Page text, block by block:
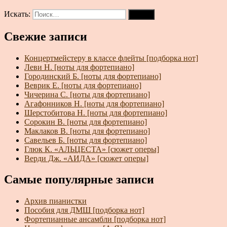
Искать:
Свежие записи
Концертмейстеру в классе флейты [подборка нот]
Леви Н. [ноты для фортепиано]
Городинский Б. [ноты для фортепиано]
Веврик Е. [ноты для фортепиано]
Чичерина С. [ноты для фортепиано]
Агафонников Н. [ноты для фортепиано]
Шерстобитова Н. [ноты для фортепиано]
Сорокин В. [ноты для фортепиано]
Маклаков В. [ноты для фортепиано]
Савельев Б. [ноты для фортепиано]
Глюк К. «АЛЬЦЕСТА» [сюжет оперы]
Верди Дж. «АИДА» [сюжет оперы]
Самые популярные записи
Архив пианистки
Пособия для ДМШ [подборка нот]
Фортепианные ансамбли [подборка нот]